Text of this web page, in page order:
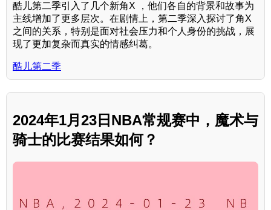
酷儿第二季引入了几个新角X ，他们各自的背景和故事为
主线增加了更多层次。在剧情上，第二季深入探讨了角X
之间的关系，特别是面对社会压力和个人身份的挑战，展
现了更加复杂而真实的情感纠葛。
酷儿第二季
2024年1月23日NBA常规赛中，魔术与
骑士的比赛结果如何？